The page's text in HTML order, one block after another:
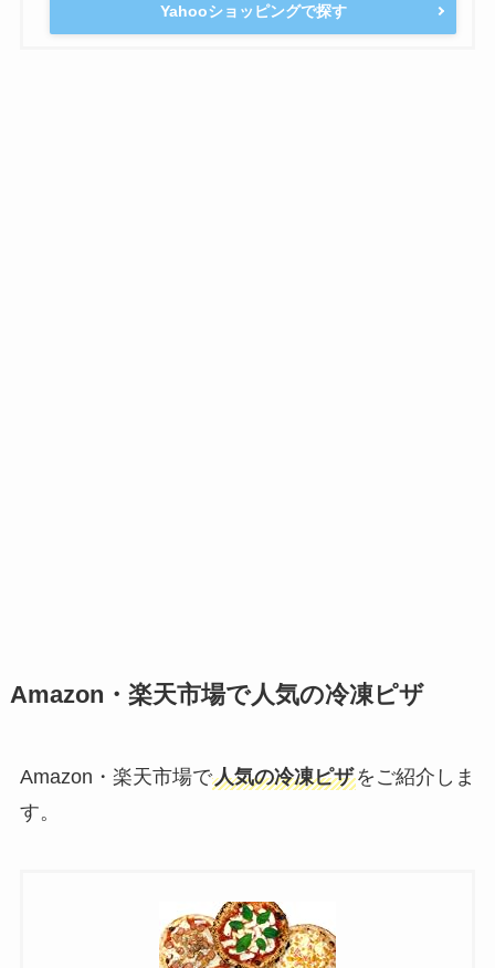
Yahooショッピングで探す
Amazon・楽天市場で人気の冷凍ピザ
Amazon・楽天市場で人気の冷凍ピザをご紹介しま
す。